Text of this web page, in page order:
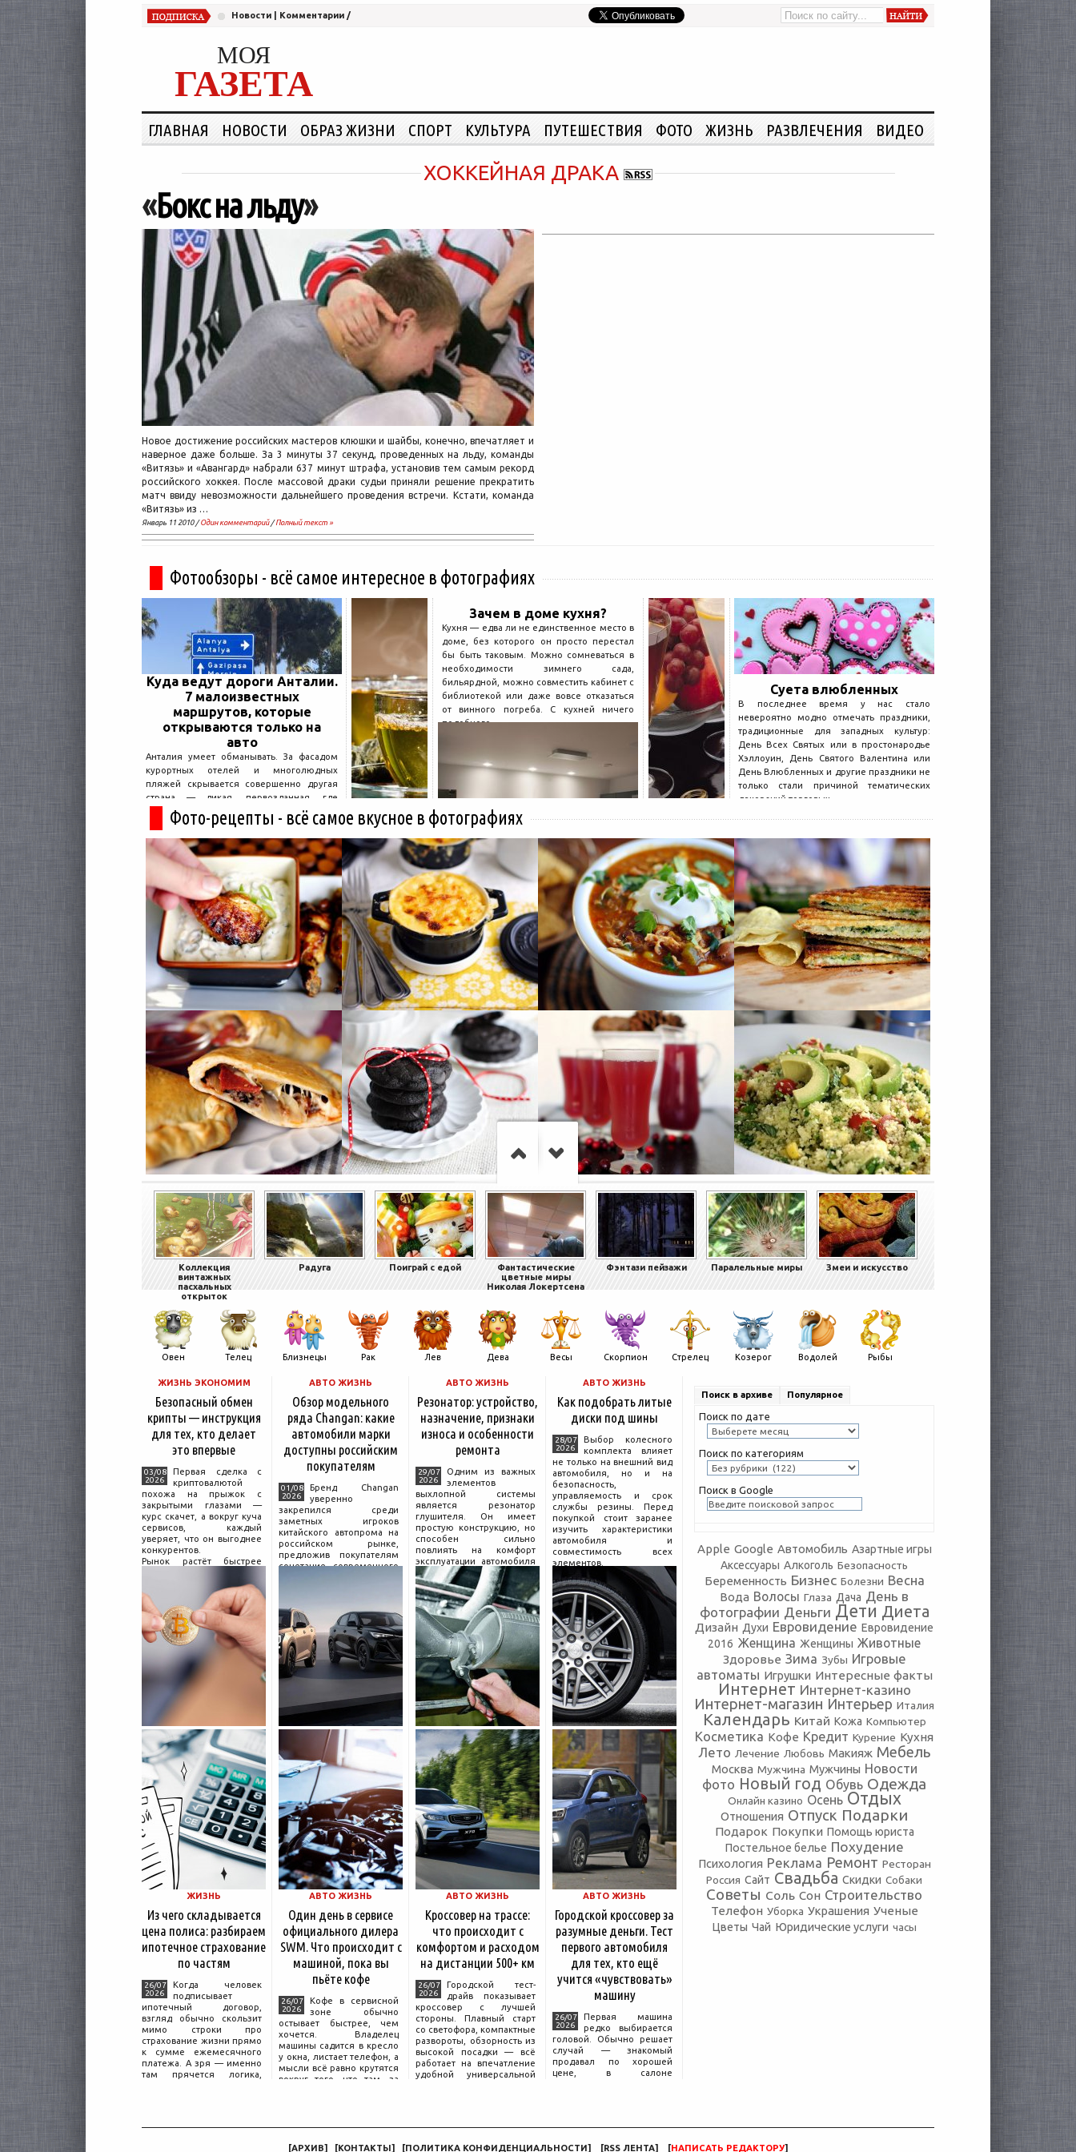
Новости Комментарии /
МОЯ
ГАЗЕТА
ГЛАВНАЯ НОВОСТИ ОБРАЗ ЖИЗНИ СПОРТ КУЛЬТУРА ПУТЕШЕСТВИЯ ФОТО ЖИЗНЬ РАЗВЛЕЧЕНИЯ ВИДЕО
ХОККЕЙНАЯ ДРАКА
«Бокс на льду»
Новое достижение российских мастеров клюшки и шайбы, конечно, впечатляет и
наверное даже больше. За 3 минуты 37 секунд, проведенных на льду, команды
«Витязь» и «Авангард» набрали 637 минут штрафа, установив тем самым рекорд
российского хоккея. После массовой драки судьи приняли решение прекратить
матч ввиду невозможности дальнейшего проведения встречи. Кстати, команда
«Витязь» из …
Январь 11 2010 /Один комментарий/Полный текст »
Фотообзоры - всё самое интересное в фотографиях
Куда ведут дороги Анталии.
7 малоизвестных
маршрутов, которые
открываются только на
авто
Анталия умеет обманывать. За фасадом
курортных отелей и многолюдных
пляжей скрывается совершенно другая
страна — дикая, первозданная, где
древние руины дремлют в тени кедров, а
горные дороги ведут к местам, о которых
не расскажет ни один автобусный гид....
Зачем в доме кухня?
Кухня — едва ли не единственное место в
доме, без которого он просто перестал
бы быть таковым. Можно сомневаться в
необходимости зимнего сада,
бильярдной, можно совместить кабинет с
библиотекой или даже вовсе отказаться
от винного погреба. С кухней ничего
подобного...
Суета влюбленных
В последнее время у нас стало
невероятно модно отмечать праздники,
традиционные для западных культур:
День Всех Святых или в простонародье
Хэллоуин, День Святого Валентина или
День Влюбленных и другие праздники не
только стали причиной тематических
декораций торговых...
Фото-рецепты - всё самое вкусное в фотографиях
Коллекция
винтажных
пасхальных
открыток
Радуга Поиграй с едой
Фантастические
цветные миры
Николая Локертсена
Фэнтази пейзажи Паралельные миры Змеи и искусство
Овен Телец Близнецы Рак Лев Дева Весы Скорпион Стрелец Козерог Водолей Рыбы
ЖИЗНЬ ЭКОНОМИМ
Безопасный обмен
крипты — инструкция
для тех, кто делает
это впервые
03/08
2026
Первая сделка с
криптовалютой
похожа на прыжок с
закрытыми глазами —
курс скачет, а вокруг куча
сервисов, каждый
уверяет, что он выгоднее
конкурентов.
Рынок растёт быстрее
поведения на нём.
Петербургские
криптообменники,
московские
АВТО ЖИЗНЬ
Обзор модельного
ряда Changan: какие
автомобили марки
доступны российским
покупателям
01/08
2026
Бренд Changan
уверенно
закрепился среди
заметных игроков
китайского автопрома на
российском рынке,
предложив покупателям
сочетание современного
насчитывает несколько
десятилетий
АВТО ЖИЗНЬ
Резонатор: устройство,
назначение, признаки
износа и особенности
ремонта
29/07
2026
Одним из важных
элементов
выхлопной системы
является резонатор
глушителя. Он имеет
простую конструкцию, но
способен сильно
повлиять на комфорт
эксплуатации автомобиля
и правильную работу
выхлопа.
Для чего нужен
резонатор
АВТО ЖИЗНЬ
Как подобрать литые
диски под шины
28/07
2026
Выбор колесного
комплекта влияет
не только на внешний вид
автомобиля, но и на
безопасность,
управляемость и срок
службы резины. Перед
покупкой стоит заранее
изучить характеристики
автомобиля и
совместимость всех
элементов.
ЖИЗНЬ
Из чего складывается
цена полиса: разбираем
ипотечное страхование
по частям
26/07
2026
Когда человек
подписывает
ипотечный договор,
взгляд обычно скользит
мимо строки про
страхование жизни прямо
к сумме ежемесячного
платежа. А зря — именно
там прячется логика,
АВТО ЖИЗНЬ
Один день в сервисе
официального дилера
SWM. Что происходит с
машиной, пока вы
пьёте кофе
26/07
2026
Кофе в сервисной
зоне обычно
остывает быстрее, чем
хочется. Владелец
машины садится в кресло
у окна, листает телефон, а
мысли всё равно крутятся
вокруг того, что там, за
АВТО ЖИЗНЬ
Кроссовер на трассе:
что происходит с
комфортом и расходом
на дистанции 500+ км
26/07
2026
Городской тест-
драйв показывает
кроссовер с лучшей
стороны. Плавный старт
со светофора, компактные
развороты, обзорность из
высокой посадки — всё
работает на впечатление
удобной универсальной
АВТО ЖИЗНЬ
Городской кроссовер за
разумные деньги. Тест
первого автомобиля
для тех, кто ещё
учится «чувствовать»
машину
26/07
2026
Первая машина
редко выбирается
головой. Обычно решает
случай — знакомый
продавал по хорошей
цене, в салоне
Рассудок подключается
Поиск в архиве Популярное
Поиск по дате
Поиск по категориям
Поиск в Google
Apple Google Автомобиль Азартные игры
Аксессуары Алкоголь Безопасность
Беременность Бизнес Болезни Весна
Вода Волосы Глаза Дача День в
фотографии Деньги Дети Диета
Дизайн Духи Евровидение Евровидение
2016 Женщина Женщины Животные
Здоровье Зима Зубы Игровые
автоматы Игрушки Интересные факты
Интернет Интернет-казино
Интернет-магазин Интерьер Италия
Календарь Китай Кожа Компьютер
Косметика Кофе Кредит Курение Кухня
Лето Лечение Любовь Макияж Мебель
Москва Мужчина Мужчины Новости
фото Новый год Обувь Одежда
Онлайн казино Осень Отдых
Отношения Отпуск Подарки
Подарок Покупки Помощь юриста
Постельное белье Похудение
Психология Реклама Ремонт Ресторан
Россия Сайт Свадьба Скидки Собаки
Советы Соль Сон Строительство
Телефон Уборка Украшения Ученые
Цветы Чай Юридические услуги часы
[АРХИВ] [КОНТАКТЫ] [ПОЛИТИКА КОНФИДЕНЦИАЛЬНОСТИ] [RSS ЛЕНТА] [НАПИСАТЬ РЕДАКТОРУ]